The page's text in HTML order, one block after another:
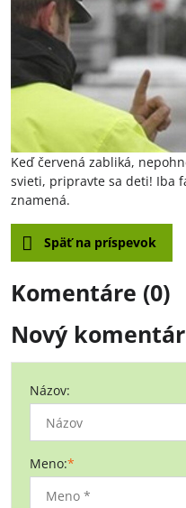
Keď červená zabliká,
svieti, pripravte sa deti! Iba
znamená.
Späť na príspevok
Komentáre (0)
Nový komentár
Názov:
Meno:*